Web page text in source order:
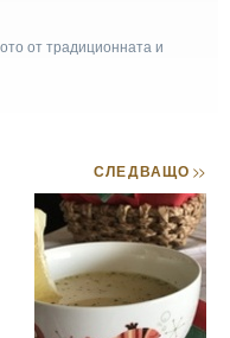
от традиционната и
СЛЕДВАЩО>>